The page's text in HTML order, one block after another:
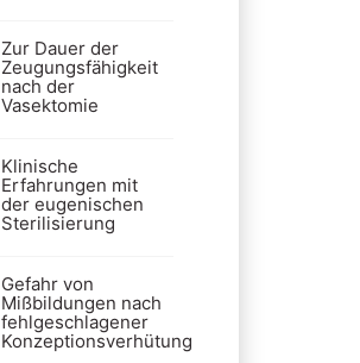
Zur Dauer der
Zeugungsfähigkeit
nach der
Vasektomie
Klinische
Erfahrungen mit
der eugenischen
Sterilisierung
Gefahr von
Mißbildungen nach
fehlgeschlagener
Konzeptionsverhütung